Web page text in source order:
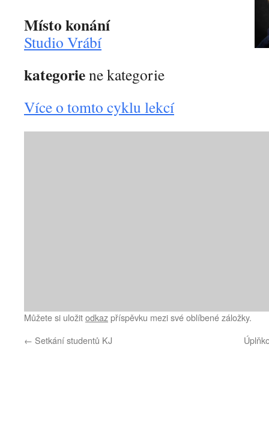
Místo konání
Studio Vrábí
kategoriene kategorie
Více o tomto cyklu lekcí
Můžete si uložitodkazpříspěvku mezi své oblíbené záložky.
← Setkání studentů KJ